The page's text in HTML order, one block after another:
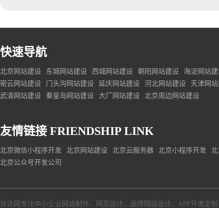
快速导航
北京网站建设 东城网站建设 西城网站建设 朝阳网站建设
海淀网站
密云网站建设
门头沟网站建设 延庆网站建设 河北网站建设
天津网
武清网站建设
秦皇岛网站建设 大厂网站建设 北京周边网站建设
友情链接 FRIENDSHIP LINK
北京微信小程序开发 北京网站建设 北京云服务器 北京小程序开发
北京公众号开发公司
信达网专注中小企业网站制作、 网页设计、 品牌网站设计、 APP开发定制